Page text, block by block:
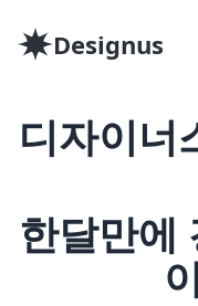
Designus
디자이너
한달만에